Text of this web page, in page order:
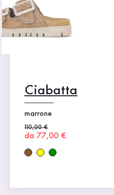
Ciabatta
marrone
Prezzo precedente
110,00 €
Nuovo prezzo
da 77,00 €